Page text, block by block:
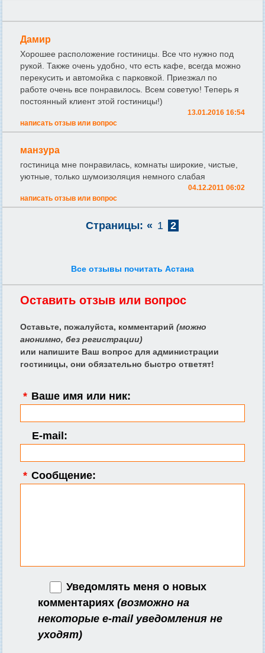
Дамир
Хорошее расположение гостиницы. Все что нужно под
рукой. Также очень удобно, что есть кафе, всегда можно
перекусить и автомойка с парковкой. Приезжал по
работе очень все понравилось. Всем советую! Теперь я
постоянный клиент этой гостиницы!)
13.01.2016 16:54
написать отзыв или вопрос
манзура
гостиница мне понравилась, комнаты широкие, чистые,
уютные, только шумоизоляция немного слабая
04.12.2011 06:02
написать отзыв или вопрос
Страницы: « 1 2
Все отзывы почитать Астана
Оставить отзыв или вопрос
Оставьте, пожалуйста, комментарий (можно
анонимно, без регистрации)
или напишите Ваш вопрос для администрации
гостиницы, они обязательно быстро ответят!
* Ваше имя или ник:
E-mail:
* Сообщение:
Уведомлять меня о новых
комментариях (возможно на
некоторые e-mail уведомления не
уходят)